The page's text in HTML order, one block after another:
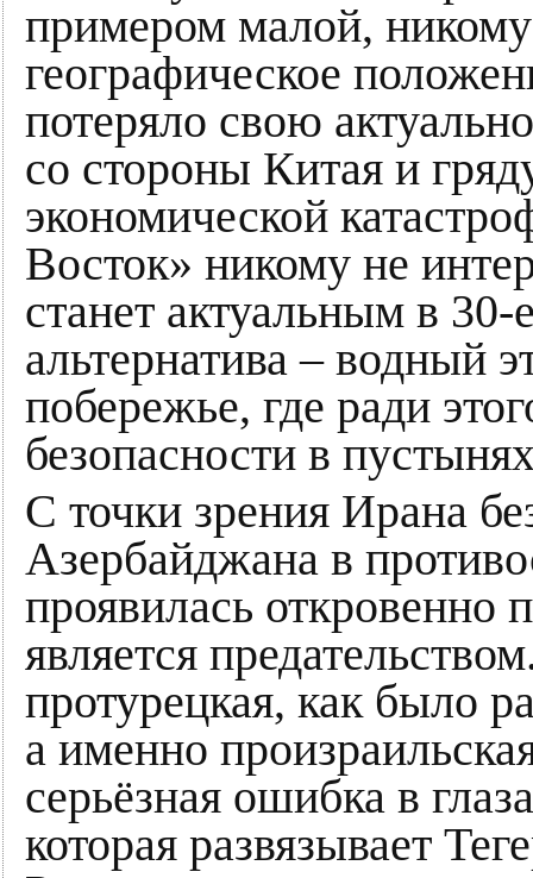
примером малой,
географическое
потеряло свою
со стороны Китая и
экономической
Восток» никому не
станет актуальным в 30-
альтернатива – водный
побережье, где ради
безопасности в
С точки зрения Ирана
Азербайджана в
проявилась откровенно
является
протурецкая, как было
а именно
серьёзная ошибка в
которая развязывает